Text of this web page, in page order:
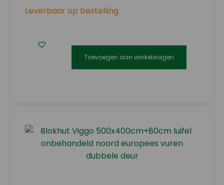
Leverbaar op bestelling
Toevoegen aan winkelwagen